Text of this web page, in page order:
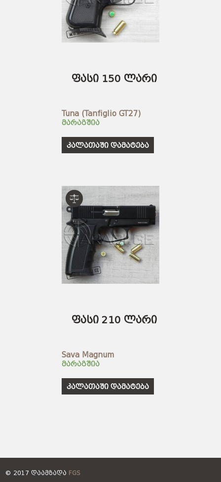
ფასი 150 ლარი
Tuna (Tanfiglio GT27)
მარაგშია
კალათაში დამატება
ფასი 210 ლარი
Sava Magnum
მარაგშია
კალათაში დამატება
© 2017 ᲓᲐᲐᲛᲖᲐᲓᲐ FGS